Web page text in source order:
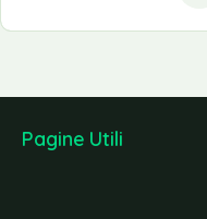
Pagine Utili